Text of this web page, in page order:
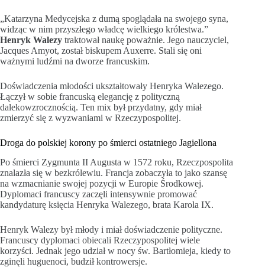
„Katarzyna Medycejska z dumą spoglądała na swojego syna,
widząc w nim przyszłego władcę wielkiego królestwa.”
Henryk Walezy traktował naukę poważnie. Jego nauczyciel,
Jacques Amyot, został biskupem Auxerre. Stali się oni
ważnymi ludźmi na dworze francuskim.
Doświadczenia młodości ukształtowały Henryka Walezego.
Łączył w sobie francuską elegancję z polityczną
dalekowzrocznością. Ten mix był przydatny, gdy miał
zmierzyć się z wyzwaniami w Rzeczypospolitej.
Droga do polskiej korony po śmierci ostatniego Jagiellona
Po śmierci Zygmunta II Augusta w 1572 roku, Rzeczpospolita
znalazła się w bezkrólewiu. Francja zobaczyła to jako szansę
na wzmacnianie swojej pozycji w Europie Środkowej.
Dyplomaci francuscy zaczęli intensywnie promować
kandydaturę księcia Henryka Walezego, brata Karola IX.
Henryk Walezy był młody i miał doświadczenie polityczne.
Francuscy dyplomaci obiecali Rzeczypospolitej wiele
korzyści. Jednak jego udział w nocy św. Bartłomieja, kiedy to
zginęli huguenoci, budził kontrowersje.